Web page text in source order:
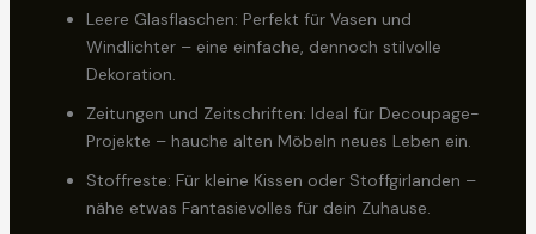
Leere Glasflaschen: Perfekt für Vasen und
Windlichter – eine einfache, dennoch stilvolle
Dekoration.
Zeitungen und Zeitschriften: Ideal für Decoupage-
Projekte – hauche alten Möbeln neues Leben ein.
Stoffreste: Für kleine Kissen oder Stoffgirlanden –
nähe etwas Fantasievolles für dein Zuhause.